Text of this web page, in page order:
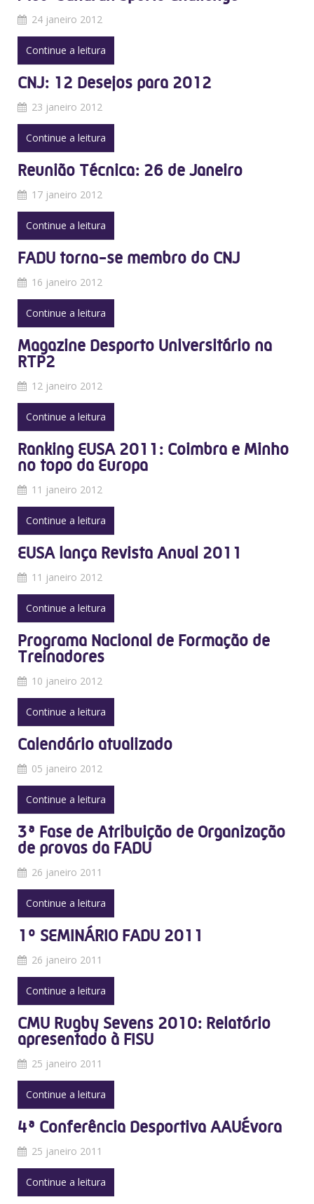
24 janeiro 2012
Continue a leitura
CNJ: 12 Desejos para 2012
23 janeiro 2012
Continue a leitura
Reunião Técnica: 26 de Janeiro
17 janeiro 2012
Continue a leitura
FADU torna-se membro do CNJ
16 janeiro 2012
Continue a leitura
Magazine Desporto Universitário na
RTP2
12 janeiro 2012
Continue a leitura
Ranking EUSA 2011: Coimbra e Minho
no topo da Europa
11 janeiro 2012
Continue a leitura
EUSA lança Revista Anual 2011
11 janeiro 2012
Continue a leitura
Programa Nacional de Formação de
Treinadores
10 janeiro 2012
Continue a leitura
Calendário atualizado
05 janeiro 2012
Continue a leitura
3ª Fase de Atribuição de Organização
de provas da FADU
26 janeiro 2011
Continue a leitura
1º SEMINÁRIO FADU 2011
26 janeiro 2011
Continue a leitura
CMU Rugby Sevens 2010: Relatório
apresentado à FISU
25 janeiro 2011
Continue a leitura
4ª Conferência Desportiva AAUÉvora
25 janeiro 2011
Continue a leitura